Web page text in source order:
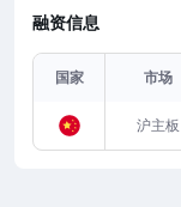
融资信息
国家 市场
沪主板